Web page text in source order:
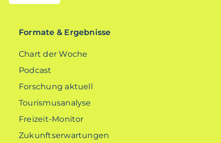
EN
Formate & Ergebnisse
Chart der Woche
Podcast
Forschung aktuell
Tourismusanalyse
Freizeit-Monitor
Zukunftserwartungen